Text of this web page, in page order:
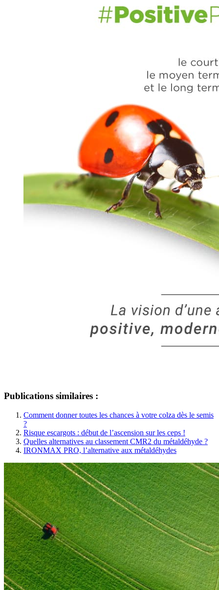
Publications similaires :
Comment donner toutes les chances à votre colza dès le semis
?
Risque escargots : début de l’ascension sur les ceps !
Quelles alternatives au classement CMR2 du métaldéhyde ?
IRONMAX PRO, l’alternative aux métaldéhydes